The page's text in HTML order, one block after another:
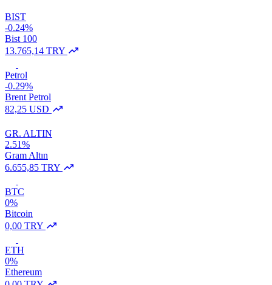
BIST
-0.24%
Bist 100
13.765,14 TRY
Petrol
-0.29%
Brent Petrol
82,25 USD
GR. ALTIN
2.51%
Gram Altın
6.655,85 TRY
BTC
0%
Bitcoin
0,00 TRY
ETH
0%
Ethereum